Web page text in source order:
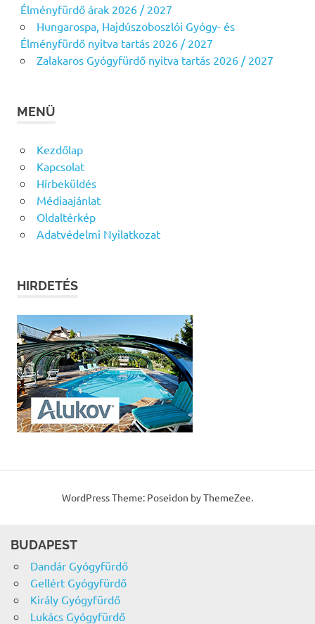
Élményfürdő árak 2026 / 2027
Hungarospa, Hajdúszoboszlói Gyógy- és
Élményfürdő nyitva tartás 2026 / 2027
Zalakaros Gyógyfürdő nyitva tartás 2026 / 2027
MENÜ
Kezdőlap
Kapcsolat
Hírbeküldés
Médiaajánlat
Oldaltérkép
Adatvédelmi Nyilatkozat
HIRDETÉS
WordPress Theme: Poseidon by ThemeZee.
BUDAPEST
Dandár Gyógyfürdő
Gellért Gyógyfürdő
Király Gyógyfürdő
Lukács Gyógyfürdő